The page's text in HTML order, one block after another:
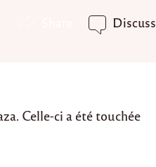
Discuss
Celle-ci a été touchée